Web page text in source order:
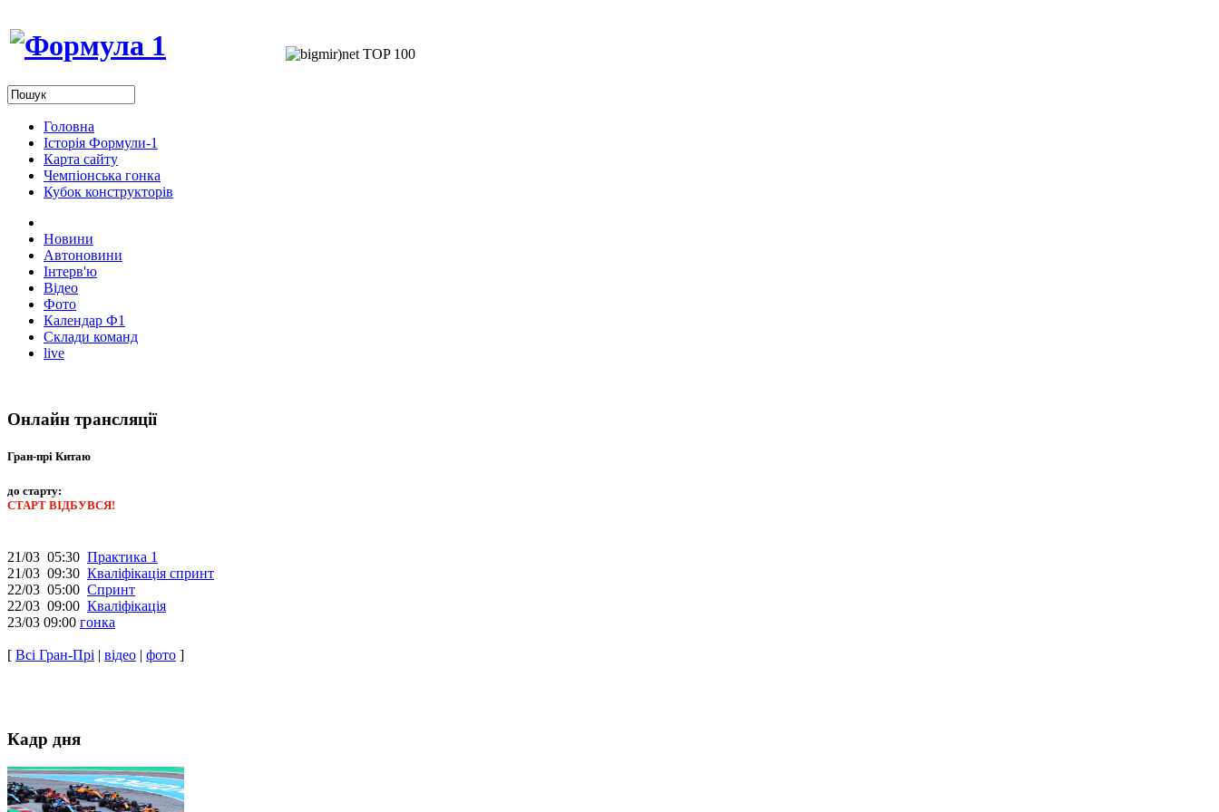
Головна
Історія Формули-1
Карта сайту
Чемпіонська гонка
Кубок конструкторів
Новини
Автоновини
Інтерв'ю
Відео
Фото
Календар Ф1
Склади команд
live
Онлайн трансляції
Гран-прі Китаю
до старту:
СТАРТ ВІДБУВСЯ!
21/03 05:30 Практика 1
21/03 09:30 Кваліфікація спринт
22/03 05:00 Спринт
22/03 09:00 Кваліфікація
23/03 09:00 гонка
[ Всі Гран-Прі | відео | фото ]
Кадр дня